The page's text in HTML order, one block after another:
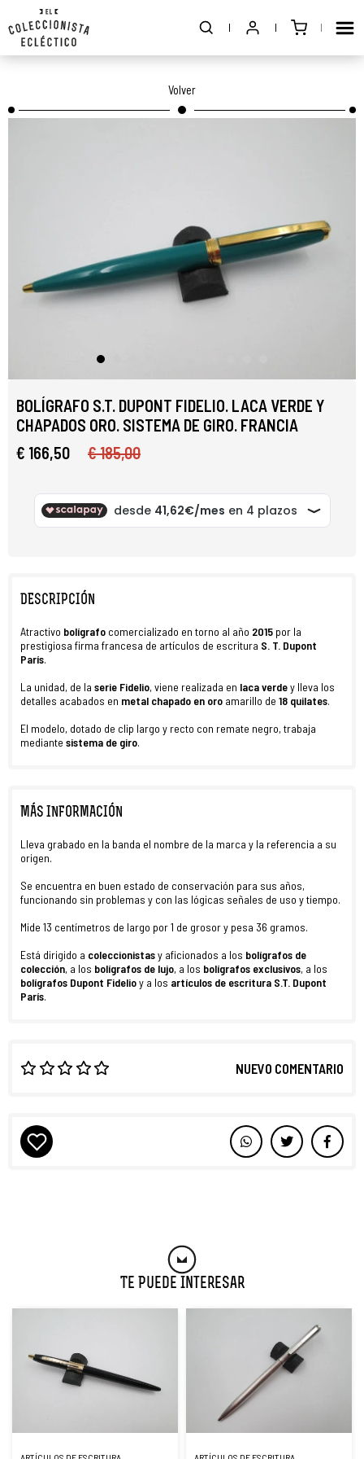
Volver
BOLÍGRAFO S.T. DUPONT FIDELIO. LACA VERDE Y
CHAPADOS ORO. SISTEMA DE GIRO. FRANCIA
€ 166,50
€ 185,00
DESCRIPCIÓN
Atractivo bolígrafo comercializado en torno al año 2015 por la
prestigiosa firma francesa de artículos de escritura S. T. Dupont
París.
La unidad, de la serie Fidelio, viene realizada en laca verdey lleva los
detalles acabados en metal chapado en oro amarillo de 18 quilates.
El modelo, dotado de clip largo y recto con remate negro, trabaja
mediante sistema de giro.
MÁS INFORMACIÓN
Lleva grabado en la banda el nombre de la marca y la referencia a su
origen.
Se encuentra en buen estado de conservación para sus años,
funcionando sin problemas y con las lógicas señales de uso y tiempo.
Mide 13 centímetros de largo por 1 de grosor y pesa 36 gramos.
Está dirigido a coleccionistasy aficionados a los bolígrafos de
colección, a los bolígrafos de lujo, a los bolígrafos exclusivos, a los
bolígrafos Dupont Fidelioy a los artículos de escritura S.T. Dupont
París.
NUEVO COMENTARIO
Te Puede Interesar